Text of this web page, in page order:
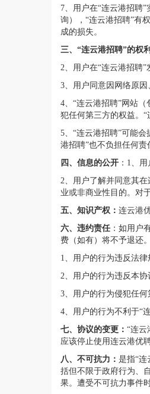
7、用户在“连云港招聘
询），“连云港招聘”有
成的损失。
三、“连云港招聘”的权
2、用户在“连云港招聘
3、用户同意因网络原因
4、“连云港招聘”网站
犯任何第三方的权益。“
5、“连云港招聘”可能
港招聘”也不负担任何责
四、信息的公开 ：1、
2、用户了解并同意其
业或非商业性目的。对
五、知识产权： 连云港
六、违约责任 ：如用户
费（如有）将不予退还。
1、用户的行为违反法律
2、用户的行为违反本协
3、用户的行为侵犯任何
4、用户的行为不利于“
七、协议的变更： “连云
应该停止使用连云港优
八、不可抗力： 是指“连
括但不限于政府行为、
果。遭受不可抗力事件